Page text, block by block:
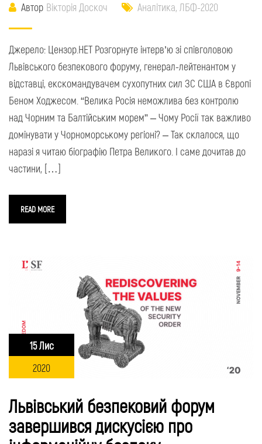
Автор Вікторія Доскоч Аналітика, ЛБФ-2020
Джерело: Цензор.НЕТ Розгорнуте інтерв’ю зі співголовою
Львівського безпекового форуму, генерал-лейтенантом у
відставці, екскомандувачем сухопутних сил ЗС США в Європі
Беном Ходжесом. “Велика Росія неможлива без контролю
над Чорним та Балтійським морем” – Чому Росії так важливо
домінувати у Чорноморському регіоні? – Так склалося, що
наразі я читаю біографію Петра Великого. І саме дочитав до
частини, […]
READ MORE
15 Лис
2020
Львівський безпековий форум
завершився дискусією про